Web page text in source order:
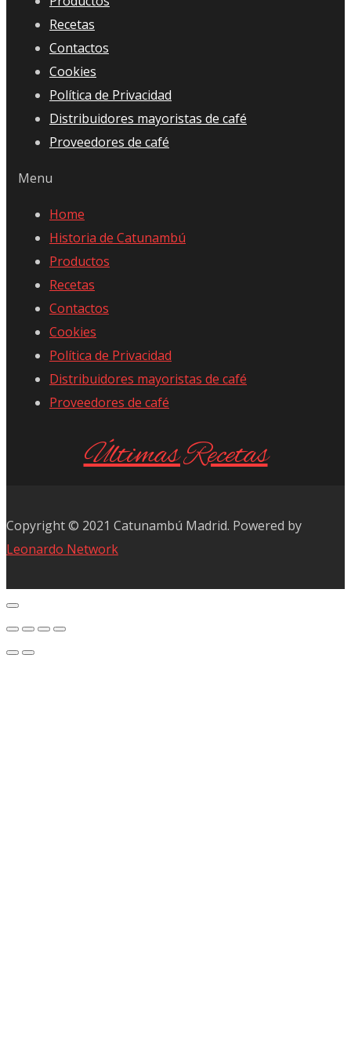
Recetas
Contactos
Cookies
Política de Privacidad
Distribuidores mayoristas de café
Proveedores de café
Menu
Home
Historia de Catunambú
Productos
Recetas
Contactos
Cookies
Política de Privacidad
Distribuidores mayoristas de café
Proveedores de café
Últimas Recetas
Copyright © 2021 Catunambú Madrid. Powered by
Leonardo Network